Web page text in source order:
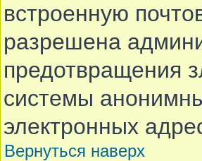
встроенную
разрешена
предотвращения
системы
электронных
Вернуться наверх